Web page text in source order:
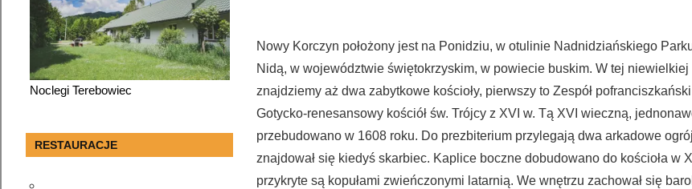
Nowy Korczyn położony jest na Ponidziu, w otulinie Nadnidziańskiego
Nidą, w województwie świętokrzyskim, w powiecie buskim. W tej
znajdziemy aż dwa zabytkowe kościoły, pierwszy to Zespół
Gotycko-renesansowy kościół św. Trójcy z XVI w. Tą XVI wieczną,
przebudowano w 1608 roku. Do prezbiterium przylegają dwa arkadowe
znajdował się kiedyś skarbiec. Kaplice boczne dobudowano do kościoła w
przykryte są kopułami zwieńczonymi latarnią. We wnętrzu zachował się
Noclegi Terebowiec
RESTAURACJE